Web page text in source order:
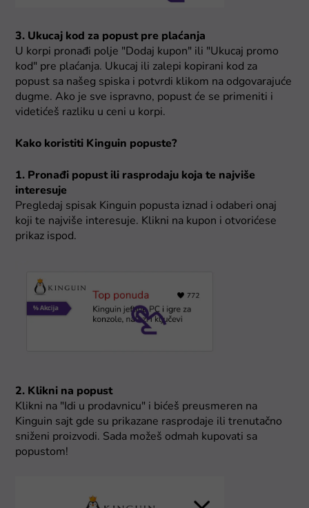
3. Ukucaj kod za popust pre plaćanja
U korpi pronađi polje "Dodaj kupon" ili "Ukucaj promo
kod" pre plaćanja. Ukucaj ili zalepi kopirani kod za
popust sa našeg spiska i potvrdi klikom na odgovarajuće
dugme. Ako je sve ispravno, popust će se primeniti i
videtićeš razliku u ceni u korpi.
Kako koristiti Kinguin popuste?
1. Pronađi popust ili rasprodaju koja te najviše
interesuje
Pregledaj spisak Kinguin popusta iznad i odaberi onaj
koji te najviše interesuje. Klikni na kupon i otvorićese
prikaz ispod.
2. Klikni na popust
Klikni na "Idi u prodavnicu" i bićeš preusmeren na
Kinguin sajt gde su prikazane rasprodaje ili trenutačno
sniženi proizvodi. Sada možeš odmah kupovati sa
popustom!